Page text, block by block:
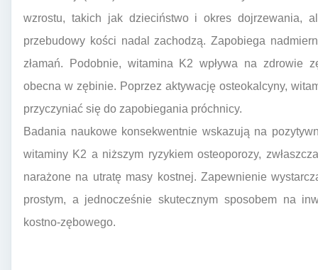
wzrostu, takich jak dzieciństwo i okres dojrzewania,
przebudowy kości nadal zachodzą. Zapobiega
złamań. Podobnie, witamina K2 wpływa na zdrowie
obecna w zębinie. Poprzez aktywację osteokalcyny,
przyczyniać się do zapobiegania próchnicy.
Badania naukowe konsekwentnie wskazują na
witaminy K2 a niższym ryzykiem osteoporozy,
narażone na utratę masy kostnej. Zapewnienie
prostym, a jednocześnie skutecznym sposobem na
kostno-zębowego.